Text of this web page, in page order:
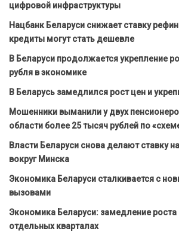
цифровой инфраструктуры
Нацбанк Беларуси снижает ставку
кредиты могут стать дешевле
В Беларуси продолжается укрепление
рубля в экономике
В Беларусь замедлился рост цен и
Мошенники выманили у двух
области более 25 тысяч рублей по
Власти Беларуси снова делают ставку
вокруг Минска
Экономика Беларуси сталкивается с
вызовами
Экономика Беларуси: замедление роста
отдельных кварталах